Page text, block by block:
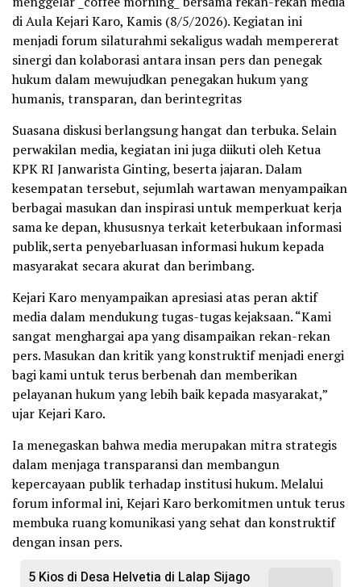
di Aula Kejari Karo, Kamis (8/5/2026). Kegiatan ini
menjadi forum silaturahmi sekaligus wadah mempererat
sinergi dan kolaborasi antara insan pers dan penegak
hukum dalam mewujudkan penegakan hukum yang
humanis, transparan, dan berintegritas
Suasana diskusi berlangsung hangat dan terbuka. Selain
perwakilan media, kegiatan ini juga diikuti oleh Ketua
KPK RI Janwarista Ginting, beserta jajaran. Dalam
kesempatan tersebut, sejumlah wartawan menyampaikan
berbagai masukan dan inspirasi untuk memperkuat kerja
sama ke depan, khususnya terkait keterbukaan informasi
publik,serta penyebarluasan informasi hukum kepada
masyarakat secara akurat dan berimbang.
Kejari Karo menyampaikan apresiasi atas peran aktif
media dalam mendukung tugas-tugas kejaksaan. “Kami
sangat menghargai apa yang disampaikan rekan-rekan
pers. Masukan dan kritik yang konstruktif menjadi energi
bagi kami untuk terus berbenah dan memberikan
pelayanan hukum yang lebih baik kepada masyarakat,”
ujar Kejari Karo.
Ia menegaskan bahwa media merupakan mitra strategis
dalam menjaga transparansi dan membangun
kepercayaan publik terhadap institusi hukum. Melalui
forum informal ini, Kejari Karo berkomitmen untuk terus
membuka ruang komunikasi yang sehat dan konstruktif
dengan insan pers.
5 Kios di Desa Helvetia di Lalap Sijago